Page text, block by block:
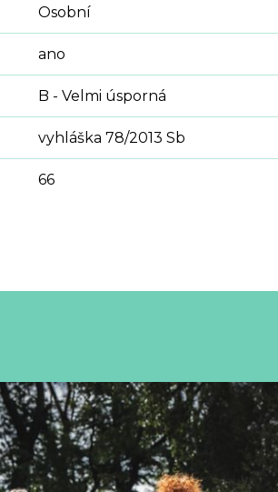
Osobní
ano
B - Velmi úsporná
vyhláška 78/2013 Sb
66